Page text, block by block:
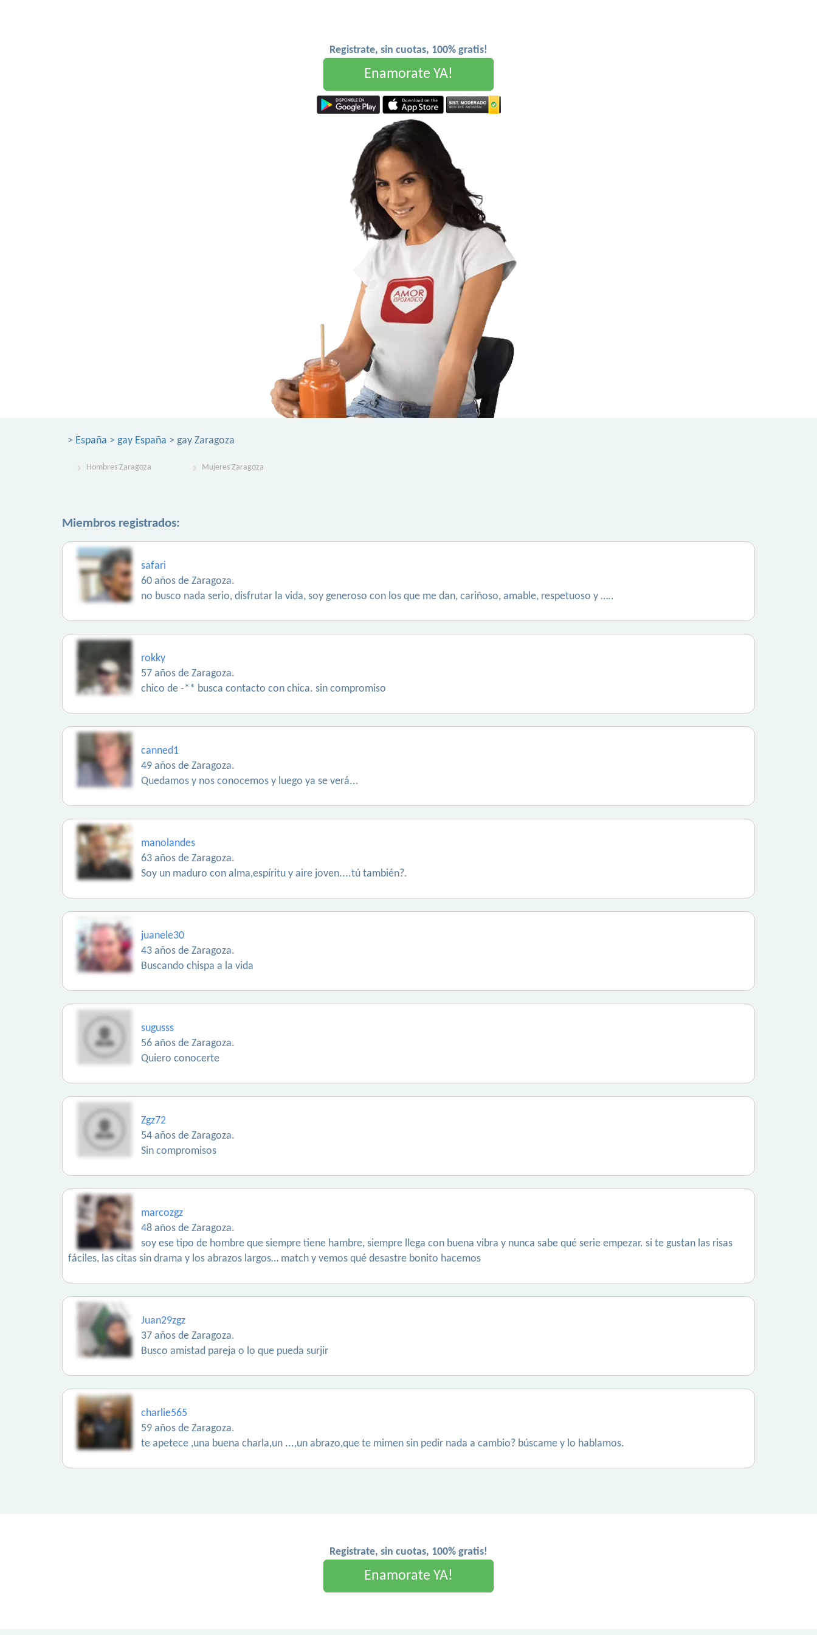
Registrate, sin cuotas, 100% gratis!
Enamorate YA!
> España > gay España > gay Zaragoza
Hombres Zaragoza Mujeres Zaragoza
Miembros registrados:
safari
60 años de Zaragoza.
no busco nada serio, disfrutar la vida, soy generoso con los que me dan, cariñoso, amable, respetuoso y …..
rokky
57 años de Zaragoza.
chico de -** busca contacto con chica. sin compromiso
canned1
49 años de Zaragoza.
Quedamos y nos conocemos y luego ya se verá...
manolandes
63 años de Zaragoza.
Soy un maduro con alma,espíritu y aire joven....tú también?.
juanele30
43 años de Zaragoza.
Buscando chispa a la vida
sugusss
56 años de Zaragoza.
Quiero conocerte
Zgz72
54 años de Zaragoza.
Sin compromisos
marcozgz
48 años de Zaragoza.
soy ese tipo de hombre que siempre tiene hambre, siempre llega con buena vibra y nunca sabe qué serie empezar. si te gustan las risas
fáciles, las citas sin drama y los abrazos largos… match y vemos qué desastre bonito hacemos
Juan29zgz
37 años de Zaragoza.
Busco amistad pareja o lo que pueda surjir
charlie565
59 años de Zaragoza.
te apetece ,una buena charla,un ...,un abrazo,que te mimen sin pedir nada a cambio? búscame y lo hablamos.
Registrate, sin cuotas, 100% gratis!
Enamorate YA!